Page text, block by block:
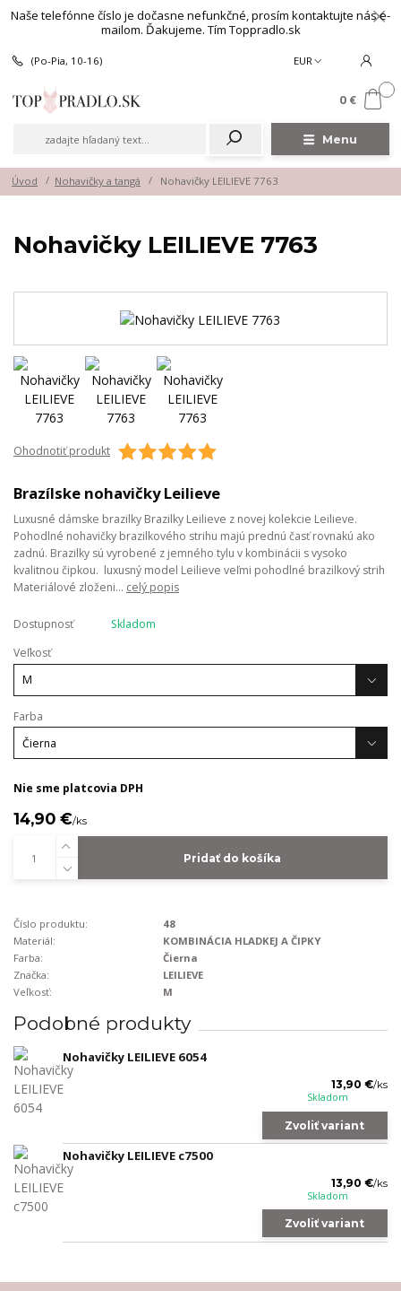
Naše telefónne číslo je dočasne nefunkčné, prosím kontaktujte nás e-
mailom. Ďakujeme. Tím Toppradlo.sk
Menu
EUR
(Po-Pia, 10-16)
0 €
Úvod Nohavičky a tangá Nohavičky LEILIEVE 7763
Nohavičky LEILIEVE 7763
Ohodnotiť produkt
Brazílske nohavičky Leilieve
Luxusné dámske brazilky Brazilky Leilieve z novej kolekcie Leilieve.
Pohodlné nohavičky brazilkového strihu majú prednú časť rovnakú ako
zadnú. Brazilky sú vyrobené z jemného tylu v kombinácii s vysoko
kvalitnou čipkou. luxusný model Leilieve veľmi pohodlné brazilkový strih
Materiálové zloženi... celý popis
Dostupnosť
Skladom
Veľkosť
Farba
Nie sme platcovia DPH
14,90 €/ks
Pridať do košíka
Číslo produktu:
48
Materiál:
KOMBINÁCIA HLADKEJ A ČIPKY
Farba:
Čierna
Značka:
LEILIEVE
Veľkosť:
M
Podobné produkty
Nohavičky LEILIEVE 6054
13,90 €/ks
Skladom
Zvoliť variant
Nohavičky LEILIEVE c7500
13,90 €/ks
Skladom
Zvoliť variant